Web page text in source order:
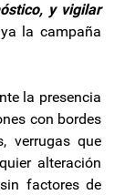
y vigilar
la campaña
la presencia
con bordes
verrugas que
alteración
factores de